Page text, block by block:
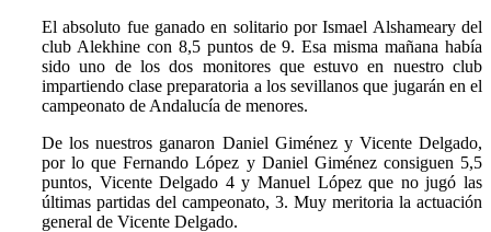
El absoluto fue ganado en solitario por Ismael Alshameary del
club Alekhine con 8,5 puntos de 9. Esa misma mañana había
sido uno de los dos monitores que estuvo en nuestro club
impartiendo clase preparatoria a los sevillanos que jugarán en el
campeonato de Andalucía de menores.
De los nuestros ganaron Daniel Giménez y Vicente Delgado,
por lo que Fernando López y Daniel Giménez consiguen 5,5
puntos, Vicente Delgado 4 y Manuel López que no jugó las
últimas partidas del campeonato, 3. Muy meritoria la actuación
general de Vicente Delgado.